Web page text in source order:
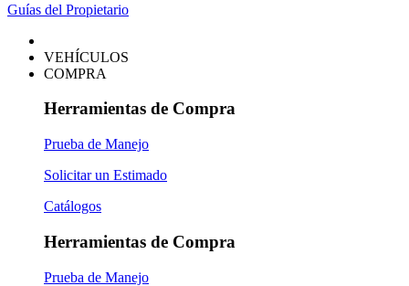
Guías del Propietario
VEHÍCULOS
COMPRA
Herramientas de Compra
Prueba de Manejo
Solicitar un Estimado
Catálogos
Herramientas de Compra
Prueba de Manejo